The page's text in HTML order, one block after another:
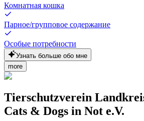
Комнатная кошка
Парное/групповое содержание
Особые потребности
Узнать больше обо мне
more
Tierschutzverein
Cats & Dogs in Not e.V.